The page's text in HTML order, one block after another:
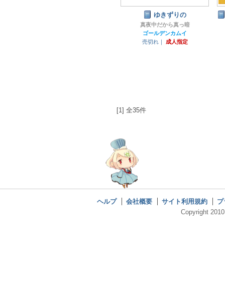
ゆきずりの
真夜中だから真っ暗
ゴールデンカムイ
売切れ｜
成人指定
[1] 全35件
ヘルプ 会社概要 サイト利用規約
Copyright